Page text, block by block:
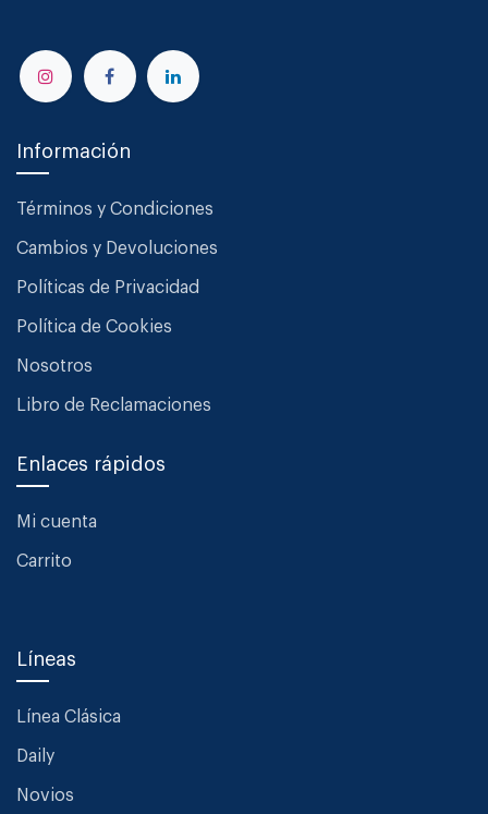
Información
Términos y Condiciones
Cambios y Devoluciones
Políticas de Privacidad
Política de Cookies
Nosotros
Libro de Reclamaciones
Enlaces rápidos
Mi cuenta
Carrito
Líneas
Línea Clásica
Daily
Novios